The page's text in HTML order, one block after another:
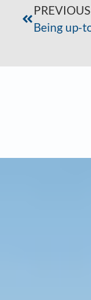
PREVIOUS